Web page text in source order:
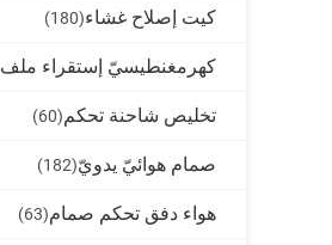
كيت إصلاح غشاء(180)
كهرمغنطيسيّ إستقراء ملف
تخليص شاحنة تحكم(60)
صمام هوائيّ يدويّ(182)
هواء دفق تحكم صمام(63)